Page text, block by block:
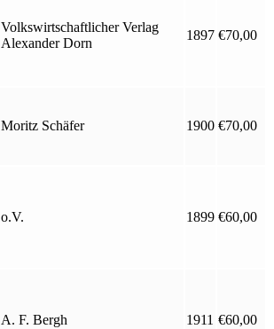
Volkswirtschaftlicher Verlag
Alexander Dorn
1897 €70,00
Moritz Schäfer 1900 €70,00
o.V. 1899 €60,00
A. F. Bergh 1911 €60,00